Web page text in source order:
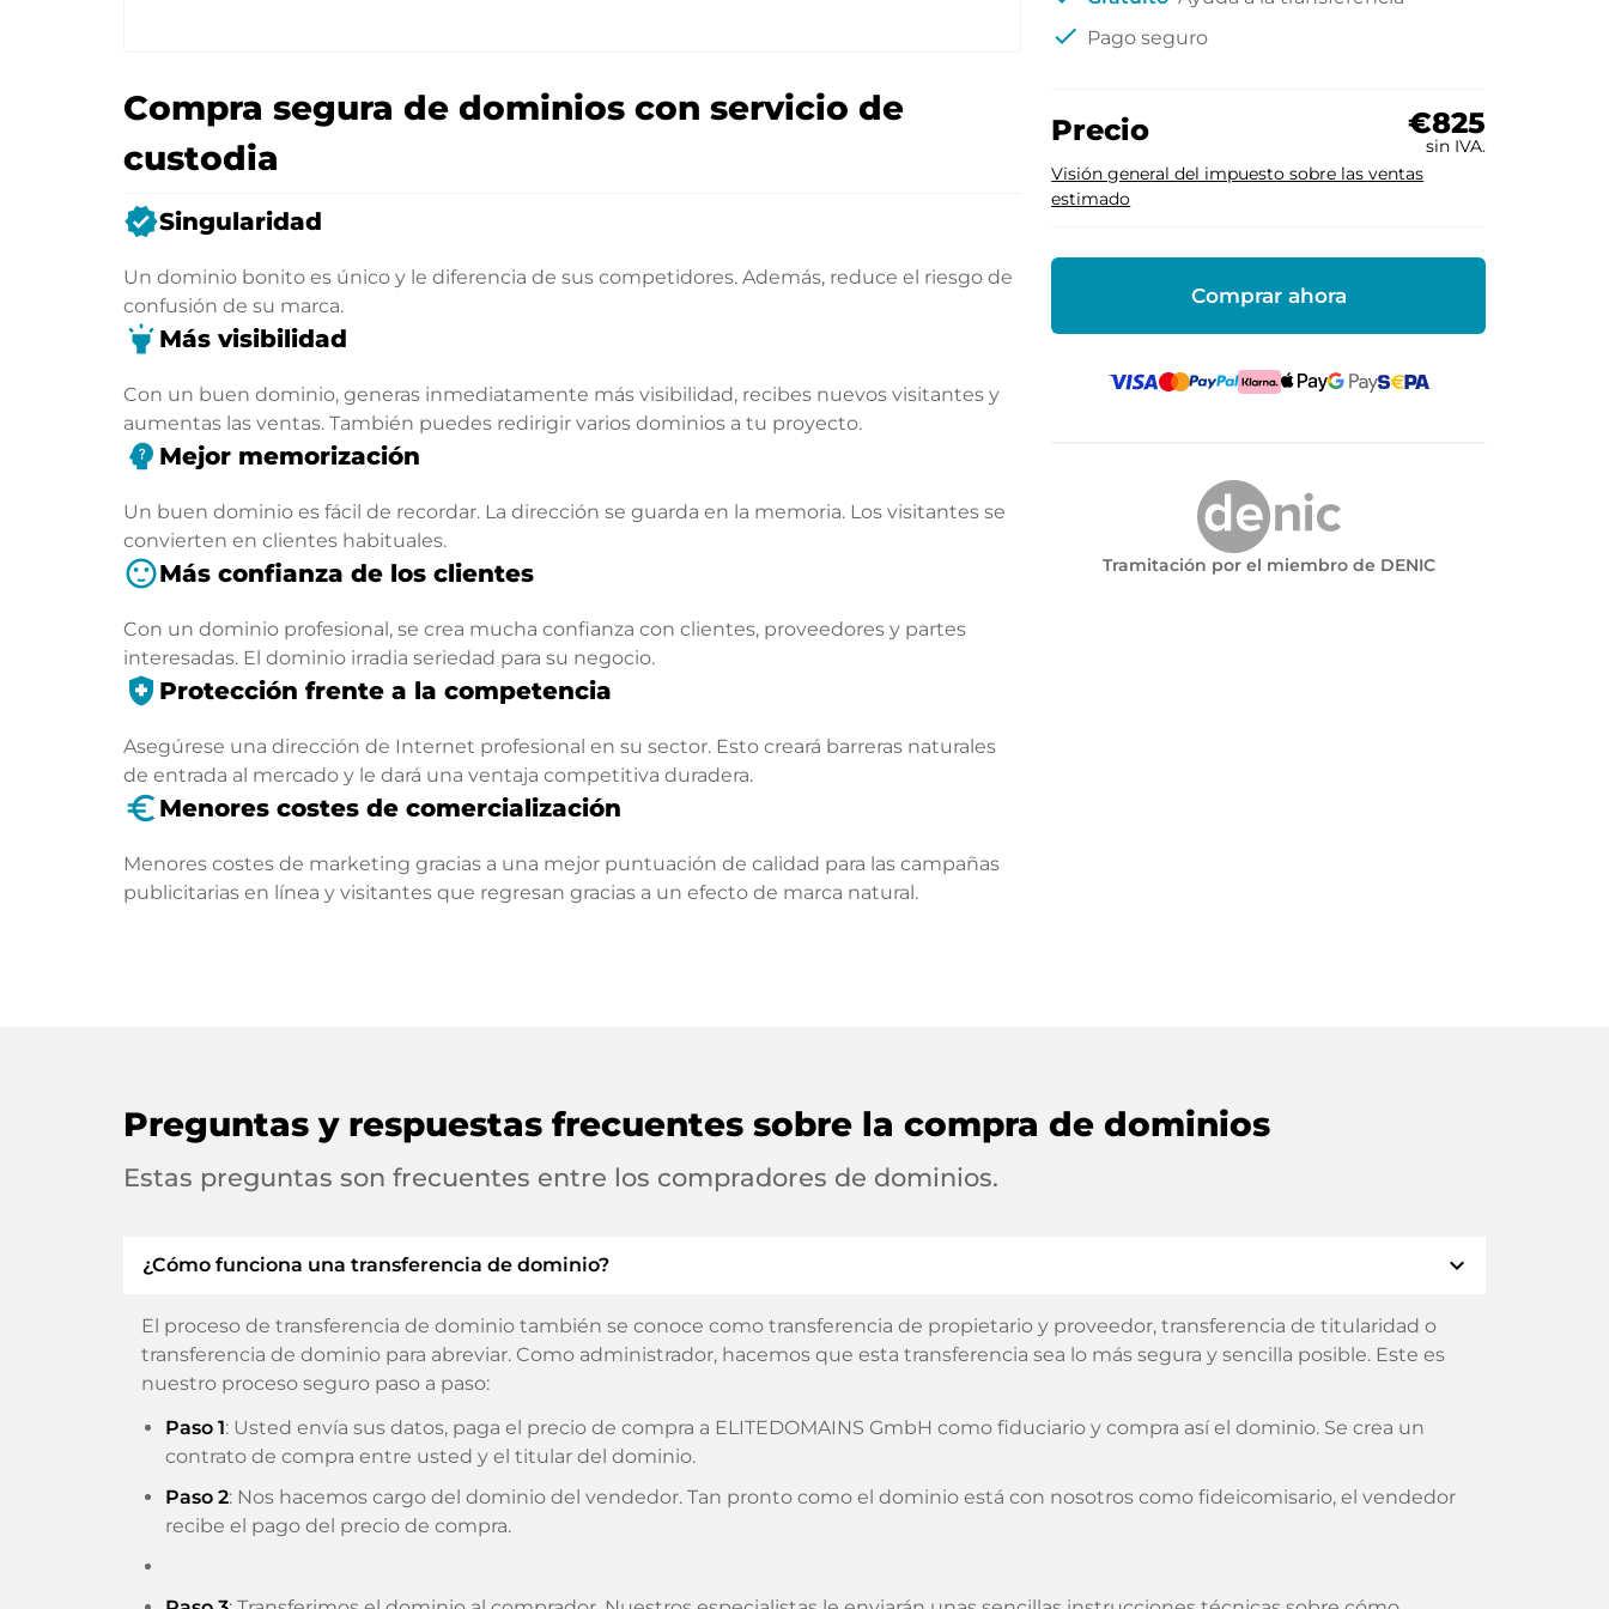
check Pago seguro
Precio €825
sin IVA.
Visión general del impuesto sobre las ventas
estimado
Comprar ahora
Tramitación por el miembro de DENIC
Compra segura de dominios con servicio de
custodia
verifiedSingularidad
Un dominio bonito es único y le diferencia de sus competidores. Además, reduce el riesgo de
confusión de su marca.
highlight Más visibilidad
Con un buen dominio, generas inmediatamente más visibilidad, recibes nuevos visitantes y
aumentas las ventas. También puedes redirigir varios dominios a tu proyecto.
psychology_alt Mejor memorización
Un buen dominio es fácil de recordar. La dirección se guarda en la memoria. Los visitantes se
convierten en clientes habituales.
sentiment_satisfiedMás confianza de los clientes
Con un dominio profesional, se crea mucha confianza con clientes, proveedores y partes
interesadas. El dominio irradia seriedad para su negocio.
health_and_safety Protección frente a la competencia
Asegúrese una dirección de Internet profesional en su sector. Esto creará barreras naturales
de entrada al mercado y le dará una ventaja competitiva duradera.
euro_symbol Menores costes de comercialización
Menores costes de marketing gracias a una mejor puntuación de calidad para las campañas
publicitarias en línea y visitantes que regresan gracias a un efecto de marca natural.
Preguntas y respuestas frecuentes sobre la compra de dominios
Estas preguntas son frecuentes entre los compradores de dominios.
¿Cómo funciona una transferencia de dominio? expand_more
El proceso de transferencia de dominio también se conoce como transferencia de propietario y proveedor, transferencia de titularidad o
transferencia de dominio para abreviar. Como administrador, hacemos que esta transferencia sea lo más segura y sencilla posible. Este es
nuestro proceso seguro paso a paso:
Paso 1: Usted envía sus datos, paga el precio de compra a ELITEDOMAINS GmbH como fiduciario y compra así el dominio. Se crea un
contrato de compra entre usted y el titular del dominio.
Paso 2: Nos hacemos cargo del dominio del vendedor. Tan pronto como el dominio está con nosotros como fideicomisario, el vendedor
recibe el pago del precio de compra.